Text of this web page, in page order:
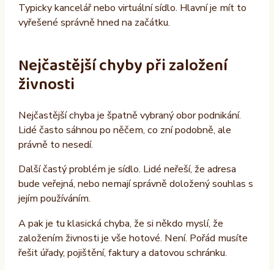
Typicky kancelář nebo virtuální sídlo. Hlavní je mít to
vyřešené správně hned na začátku.
Nejčastější chyby při založení
živnosti
Nejčastější chyba je špatně vybraný obor podnikání.
Lidé často sáhnou po něčem, co zní podobně, ale
právně to nesedí.
Další častý problém je sídlo. Lidé neřeší, že adresa
bude veřejná, nebo nemají správně doložený souhlas s
jejím používáním.
A pak je tu klasická chyba, že si někdo myslí, že
založením živnosti je vše hotové. Není. Pořád musíte
řešit úřady, pojištění, faktury a datovou schránku.